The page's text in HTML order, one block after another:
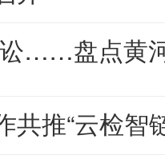
……盘点黄
共推“云检智